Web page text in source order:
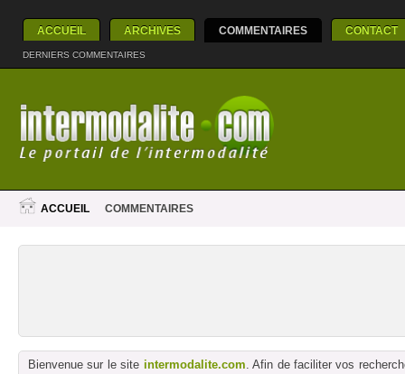
ACCUEIL ARCHIVES COMMENTAIRES CONTACT
DERNIERS COMMENTAIRES
ACCUEIL COMMENTAIRES
Bienvenue sur le site intermodalite.com. Afin de faciliter vos